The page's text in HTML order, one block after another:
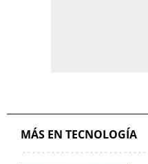
MÁS EN TECNOLOGÍA